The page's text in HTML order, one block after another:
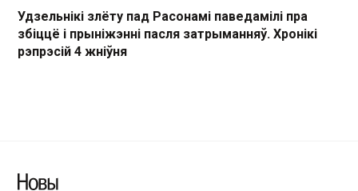
Удзельнікі злёту пад Расонамі паведамілі пра
збіццё і прыніжэнні пасля затрыманняў. Хронікі
рэпрэсій 4 жніўня